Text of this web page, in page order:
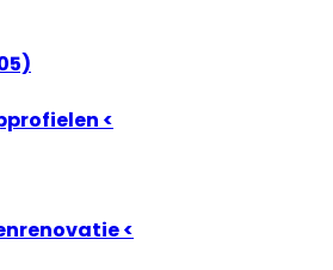
<
<